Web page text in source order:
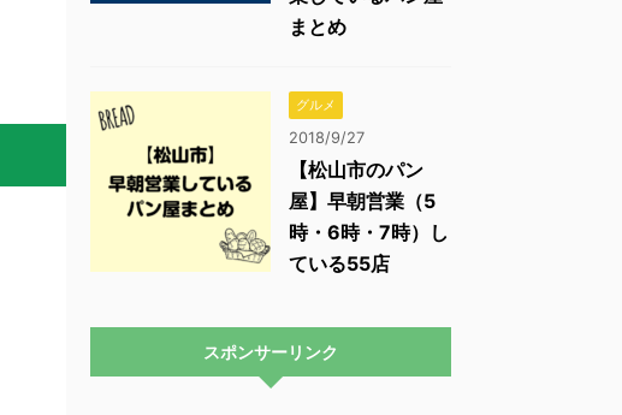
まとめ
グルメ
2018/9/27
【松山市のパン
屋】早朝営業（5
時・6時・7時）し
ている55店
スポンサーリンク